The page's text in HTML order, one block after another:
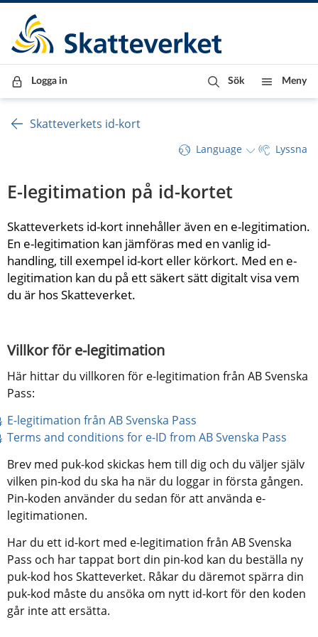
Till innehåll
Till navigationen
Till chattrobot
Logga in Sök Meny
Skatteverkets id-kort
Language Lyssna
E-legitimation på id-kortet
Skatteverkets id-kort innehåller även en e-legitimation.
En e-legitimation kan jämföras med en vanlig id-
handling, till exempel id-kort eller körkort. Med en e-
legitimation kan du på ett säkert sätt digitalt visa vem
du är hos Skatteverket.
Villkor för e-legitimation
Här hittar du villkoren för e-legitimation från AB Svenska
Pass:
E-legitimation från AB Svenska Pass
Terms and conditions for e-ID from AB Svenska Pass
Brev med puk-kod skickas hem till dig och du väljer själv
vilken pin-kod du ska ha när du loggar in första gången.
Pin-koden använder du sedan för att använda e-
legitimationen.
Har du ett id-kort med e-legitimation från AB Svenska
Pass och har tappat bort din pin-kod kan du beställa ny
puk-kod hos Skatteverket. Råkar du däremot spärra din
puk-kod måste du ansöka om nytt id-kort för den koden
går inte att ersätta.